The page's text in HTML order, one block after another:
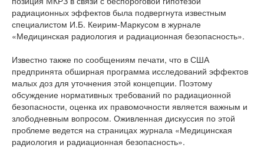
радиационных эффектов была подвергнута известным
специалистом И.Б. Кеирим-Маркусом в журнале
«Медицинская радиология и радиационная безопасность».
Известно также по сообщениям печати, что в США
предпринята обширная программа исследований эффектов
малых доз для уточнения этой концепции. Поэтому
обсуждение нормативных требований по радиационной
безопасности, оценка их правомочности является важным и
злободневным вопросом. Оживленная дискуссия по этой
проблеме ведется на страницах журнала «Медицинская
радиология и радиационная безопасность».